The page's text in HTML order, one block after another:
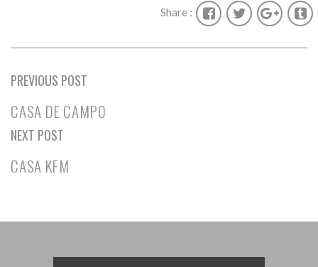
Share :
PREVIOUS POST
CASA DE CAMPO
NEXT POST
CASA KFM